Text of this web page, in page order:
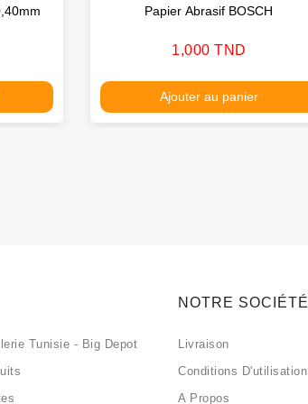
Papier Abrasif BOSCH
Prix
1,000 TND
Ajouter au panier
Tunisie - Big Depot
NOTRE SOCIÉTÉ
Livraison
Conditions D'utilisation
A Propos